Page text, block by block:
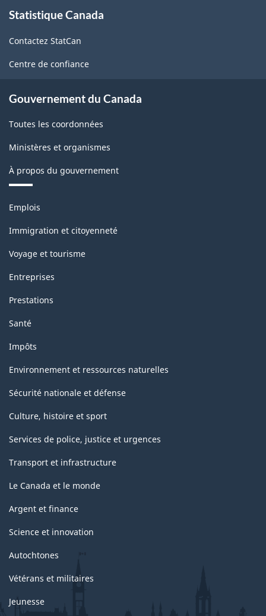
propos
ce
site
Statistique Canada
Contactez StatCan
Centre de confiance
Gouvernement du Canada
Toutes les coordonnées
Ministères et organismes
À propos du gouvernement
Thèmes
sujets
Emplois
Immigration et citoyenneté
Voyage et tourisme
Entreprises
Prestations
Santé
Impôts
Environnement et ressources naturelles
Sécurité nationale et défense
Culture, histoire et sport
Services de police, justice et urgences
Transport et infrastructure
Le Canada et le monde
Argent et finance
Science et innovation
Autochtones
Vétérans et militaires
Jeunesse